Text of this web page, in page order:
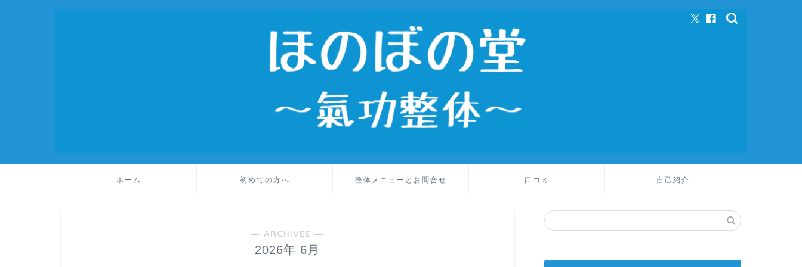
ホーム 初めての方へ 整体メニューとお問合せ 口コミ 自己紹介
― ARCHIVES ―
2026年 6月